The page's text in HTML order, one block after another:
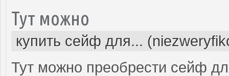
Тут можно
купить сейф для...
Тут можно преобрести сейф